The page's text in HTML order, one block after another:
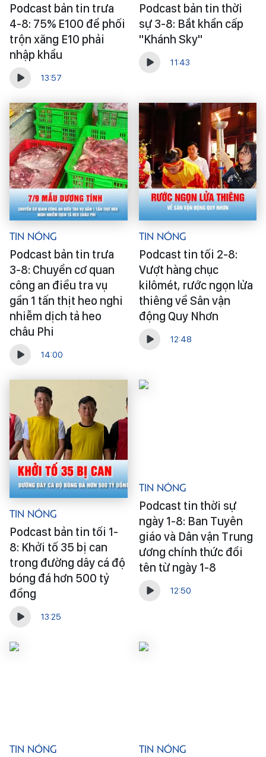
Podcast bản tin trưa
4-8: 75% E100 để phối
trộn xăng E10 phải
nhập khẩu
13:57
Podcast bản tin thời
sự 3-8: Bắt khẩn cấp
"Khánh Sky"
11:43
Tin Nóng
Podcast bản tin trưa
3-8: Chuyển cơ quan
công an điều tra vụ
gần 1 tấn thịt heo nghi
nhiễm dịch tả heo
châu Phi
14:00
Tin Nóng
Podcast tin tối 2-8:
Vượt hàng chục
kilômét, rước ngọn lửa
thiêng về Sân vận
động Quy Nhơn
12:48
Tin Nóng
Podcast bản tin tối 1-
8: Khởi tố 35 bị can
trong đường dây cá độ
bóng đá hơn 500 tỷ
đồng
13:25
Tin Nóng
Podcast tin thời sự
ngày 1-8: Ban Tuyên
giáo và Dân vận Trung
ương chính thức đổi
tên từ ngày 1-8
12:50
Tin Nóng Tin Nóng